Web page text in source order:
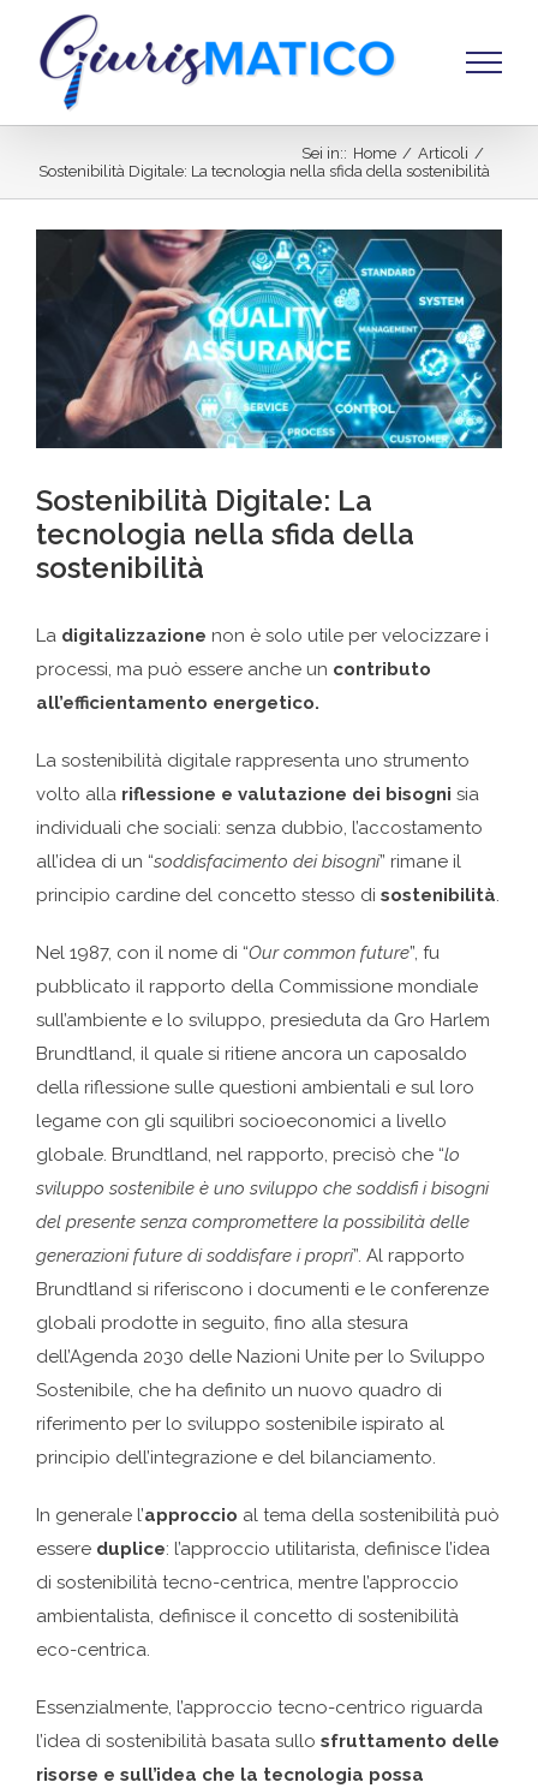
contenuto
Sei in:: Home / Articoli /
Sostenibilità Digitale: La tecnologia nella sfida della sostenibilità
Ingrandisci
immagine
Sostenibilità Digitale: La
tecnologia nella sfida della
sostenibilità
La digitalizzazione non è solo utile per velocizzare i
processi, ma può essere anche un contributo
all’efficientamento energetico.
La sostenibilità digitale rappresenta uno strumento
volto alla riflessione e valutazione dei bisogni sia
individuali che sociali: senza dubbio, l’accostamento
all’idea di un “soddisfacimento dei bisogni” rimane il
principio cardine del concetto stesso di sostenibilità.
Nel 1987, con il nome di “Our common future”, fu
pubblicato il rapporto della Commissione mondiale
sull’ambiente e lo sviluppo, presieduta da Gro Harlem
Brundtland, il quale si ritiene ancora un caposaldo
della riflessione sulle questioni ambientali e sul loro
legame con gli squilibri socioeconomici a livello
globale. Brundtland, nel rapporto, precisò che “lo
sviluppo sostenibile è uno sviluppo che soddisfi i bisogni
del presente senza compromettere la possibilità delle
generazioni future di soddisfare i propri”. Al rapporto
Brundtland si riferiscono i documenti e le conferenze
globali prodotte in seguito, fino alla stesura
dell’Agenda 2030 delle Nazioni Unite per lo Sviluppo
Sostenibile, che ha definito un nuovo quadro di
riferimento per lo sviluppo sostenibile ispirato al
principio dell’integrazione e del bilanciamento.
In generale l’approccio al tema della sostenibilità può
essere duplice: l’approccio utilitarista, definisce l’idea
di sostenibilità tecno-centrica, mentre l’approccio
ambientalista, definisce il concetto di sostenibilità
eco-centrica.
Essenzialmente, l’approccio tecno-centrico riguarda
l’idea di sostenibilità basata sullo sfruttamento delle
risorse e sull’idea che la tecnologia possa